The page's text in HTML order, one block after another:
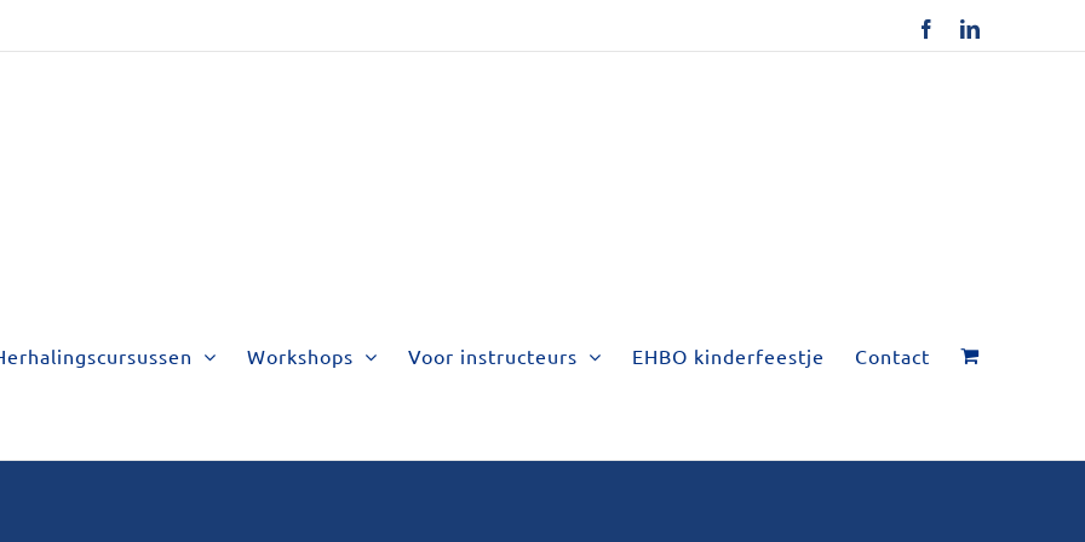
FacebookLinkedIn
Workshops Voor instructeurs EHBO kinderfeestje Contact